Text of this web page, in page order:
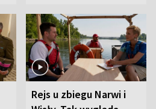
Rejs u zbiegu Narwi i